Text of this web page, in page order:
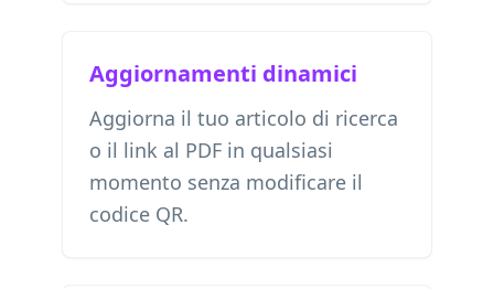
Aggiornamenti dinamici
Aggiorna il tuo articolo di ricerca
o il link al PDF in qualsiasi
momento senza modificare il
codice QR.